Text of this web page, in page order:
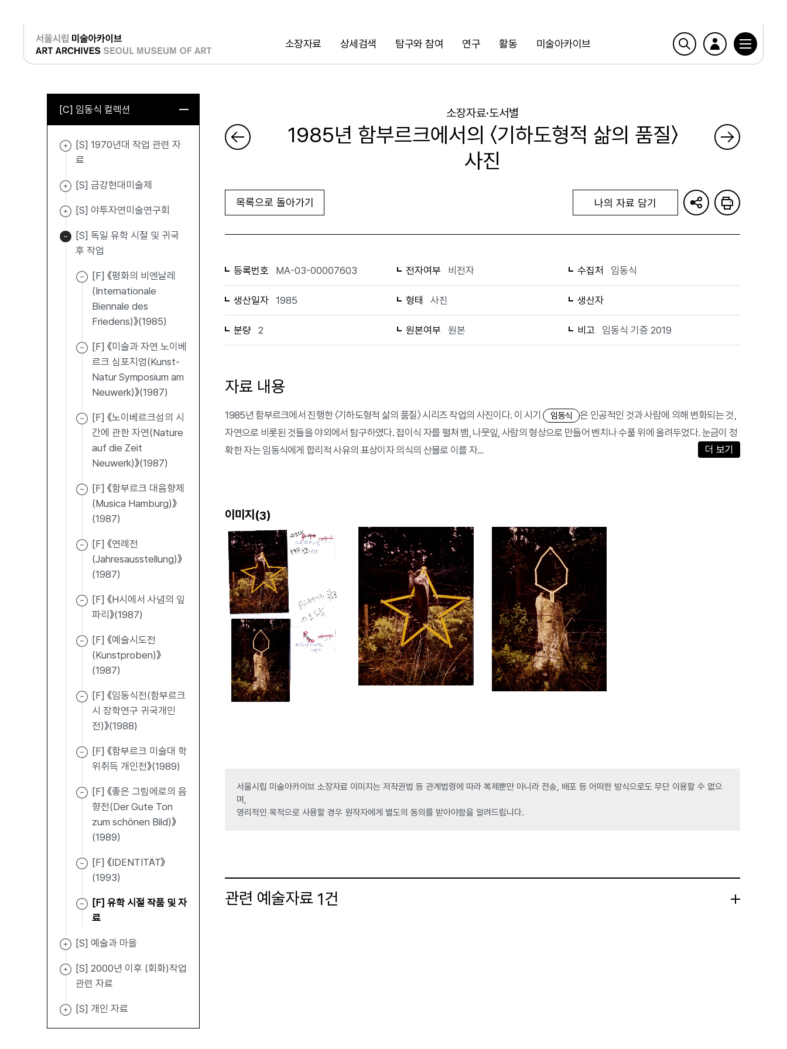
소장자료 상세검색 탐구와 참여 연구 활동 미술아카이브
검색
로그인
[C] 임동식 컬렉션
[S] 1970년대 작업 관련 자
료
[S] 금강현대미술제
[S] 야투자연미술연구회
[S] 독일 유학 시절 및 귀국
후 작업
[F] 《평화의 비엔날레
(Internationale
Biennale des
Friedens)》(1985)
[F] 《미술과 자연 노이베
르크 심포지엄(Kunst-
Natur Symposium am
Neuwerk)》(1987)
[F] 《노이베르크섬의 시
간에 관한 자연(Nature
auf die Zeit
Neuwerk)》(1987)
[F] 《함부르크 대음향제
(Musica Hamburg)》
(1987)
[F] 《연례전
(Jahresausstellung)》
(1987)
[F] 《H시에서 사념의 잎
파리》(1987)
[F] 《예술시도전
(Kunstproben)》
(1987)
[F] 《임동식전(함부르크
시 장학연구 귀국개인
전)》(1988)
[F] 《함부르크 미술대 학
위취득 개인전》(1989)
[F] 《좋은 그림에로의 음
향전(Der Gute Ton
zum schönen Bild)》
(1989)
[F] 《IDENTITÄT》
(1993)
[F] 유학 시절 작품 및 자
료
[S] 예술과 마을
[S] 2000년 이후 (회화)작업
관련 자료
[S] 개인 자료
소장자료·도서별
1985년 함부르크에서의 〈기하도형적 삶의 품질〉
사진
목록으로 돌아가기 나의 자료 담기
등록번호 MA-03-00007603 전자여부 비전자 수집처 임동식
생산일자 1985 형태 사진 생산자
분량 2 원본여부 원본 비고 임동식 기증 2019
자료 내용
1985년 함부르크에서 진행한 〈기하도형적 삶의 품질〉 시리즈 작업의 사진이다. 이 시기 임동식
은 인공적인 것과 사람에 의해 변화되는 것,
자연으로 비롯된 것들을 야외에서 탐구하였다. 접이식 자를 펼쳐 뱀, 나뭇잎, 사람의 형상으로 만들어 벤치나 수풀 위에 올려두었다. 눈금이 정
확한 자는 임동식에게 합리적 사유의 표상이자 의식의 산물로 이를 자...
더 보기
이미지(3)
서울시립 미술아카이브 소장자료 이미지는 저작권법 등 관계법령에 따라 복제뿐만 아니라 전송, 배포 등 어떠한 방식으로도 무단 이용할 수 없으
며,
영리적인 목적으로 사용할 경우 원작자에게 별도의 동의를 받아야함을 알려드립니다.
관련 예술자료 1건